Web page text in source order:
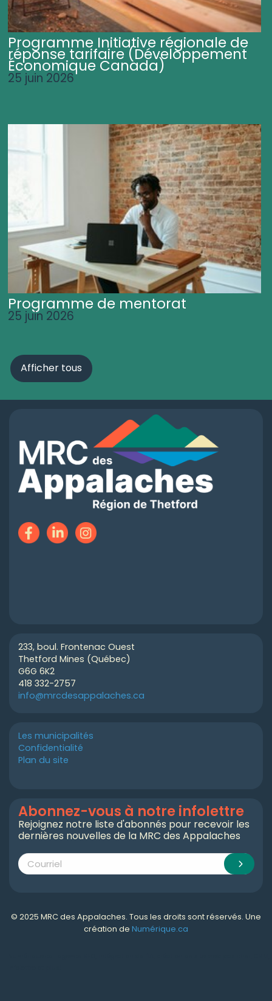
Programme Initiative régionale de
réponse tarifaire (Développement
Économique Canada)
25 juin 2026
Programme de mentorat
25 juin 2026
Afficher tous
233, boul. Frontenac Ouest
Thetford Mines (Québec)
G6G 6K2
418 332-2757
info@mrcdesappalaches.ca
Les municipalités
Confidentialité
Plan du site
Abonnez-vous à notre infolettre
Rejoignez notre liste d'abonnés pour recevoir les
dernières nouvelles de la MRC des Appalaches
© 2025 MRC des Appalaches. Tous les droits sont réservés. Une
création de Numérique.ca